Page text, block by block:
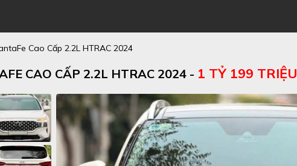
Cao Cấp 2.2L HTRAC 2024
CAO CẤP 2.2L HTRAC 2024 - 1 TỶ 199 TRIỆU